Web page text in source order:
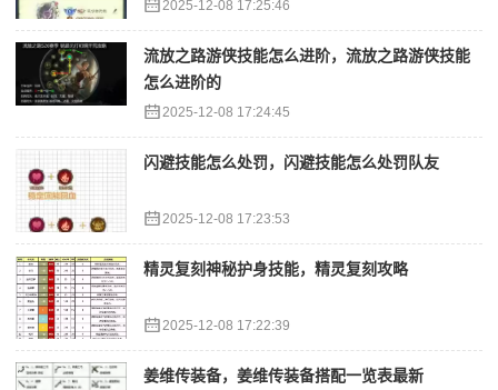
2025-12-08 17:25:46
流放之路游侠技能怎么进阶，流放之路游侠技能
怎么进阶的
2025-12-08 17:24:45
闪避技能怎么处罚，闪避技能怎么处罚队友
2025-12-08 17:23:53
精灵复刻神秘护身技能，精灵复刻攻略
2025-12-08 17:22:39
姜维传装备，姜维传装备搭配一览表最新